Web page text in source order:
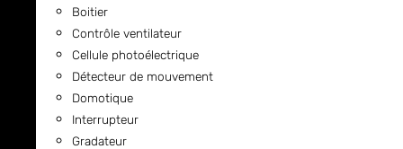
Boitier
Contrôle ventilateur
Cellule photoélectrique
Détecteur de mouvement
Domotique
Interrupteur
Gradateur